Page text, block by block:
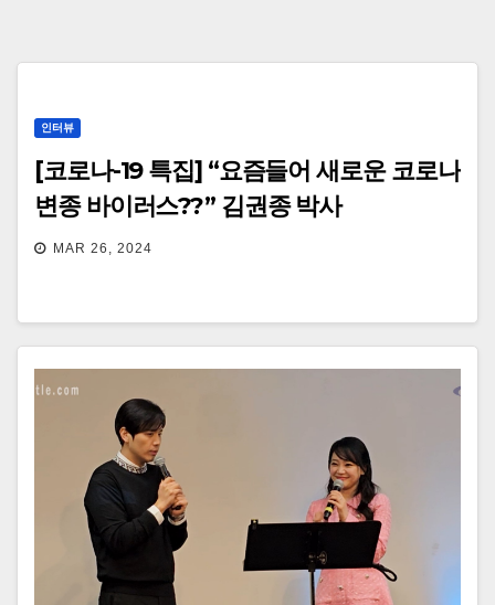
인터뷰
[코로나-19 특집] “요즘들어 새로운 코로나
변종 바이러스??” 김권종 박사
MAR 26, 2024